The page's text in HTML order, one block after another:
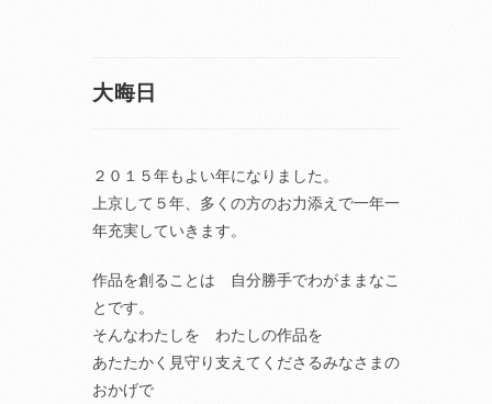
大晦日
２０１５年もよい年になりました。
上京して５年、多くの方のお力添えで一年一
年充実していきます。
作品を創ることは 自分勝手でわがままなこ
とです。
そんなわたしを わたしの作品を
あたたかく見守り支えてくださるみなさまの
おかげで